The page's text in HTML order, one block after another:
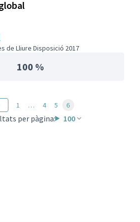
de Lliure Disposició 2017
100 %
per pàgina: 100
1 … 4 5 6